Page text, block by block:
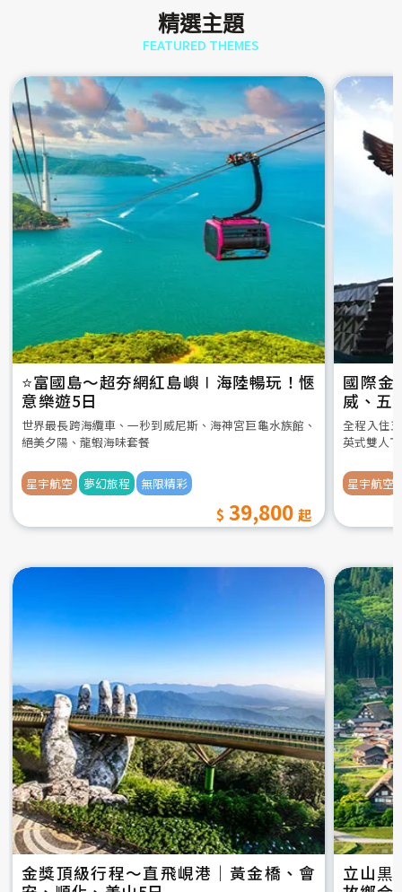
精選主題
FEATURED THEMES
⭐️富國島～超夯網紅島嶼∣海陸暢玩！愜
意樂遊5日
世界最長跨海纜車、一秒到威尼斯、海神宮巨龜水族館、
絕美夕陽、龍蝦海味套餐
星宇航空 夢幻旅程 無限精彩
39,800
國際金
威、五
全程入住
英式雙人
星宇航空
金獎頂級行程～直飛峴港｜黃金橋、會
立山黒